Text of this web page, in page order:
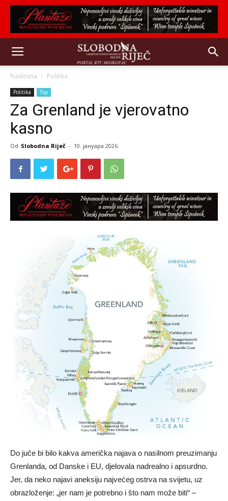
Naslovna Politika
Politika Top
Za Grenland je vjerovatno
kasno
Od Slobodna Riječ - 10. јануара 2026.
Do juče bi bilo kakva američka najava o nasilnom preuzimanju
Grenlanda, od Danske i EU, djelovala nadrealno i apsurdno.
Jer, da neko najavi aneksiju najvećeg ostrva na svijetu, uz
obrazloženje: „jer nam je potrebno i što nam može biti“ –